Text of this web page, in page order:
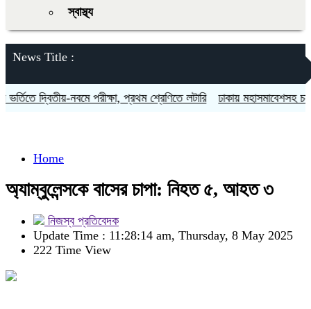
স্বাস্থ্য
News Title :
দ্বিতীয়-নবমে পরীক্ষা, প্রথম শ্রেণিতে লটারি ঢাকায় মহাসমাবেশসহ চার
Home
অ্যাম্বুলেন্সকে বাসের চাপা: নিহত ৫, আহত ৩
নিজস্ব প্রতিবেদক
Update Time : 11:28:14 am, Thursday, 8 May 2025
222 Time View